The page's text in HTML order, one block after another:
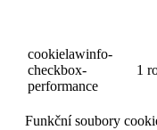
cookielawinfo-
checkbox-
performance
1
Funkční soubory